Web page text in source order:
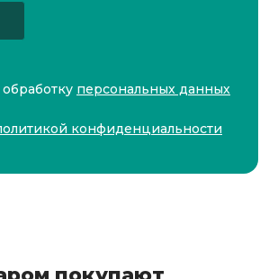
персональных данных
конфиденциальности